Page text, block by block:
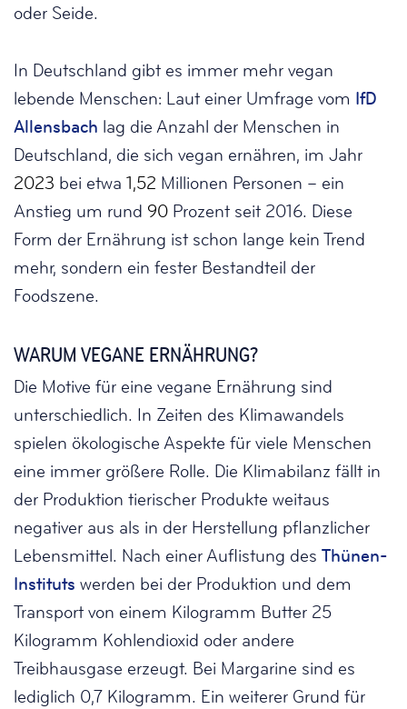
oder Seide.
In Deutschland gibt es immer mehr vegan
lebende Menschen: Laut einer Umfrage vom IfD
Allensbach lag die Anzahl der Menschen in
Deutschland, die sich vegan ernähren, im Jahr
2023 bei etwa 1,52 Millionen Personen – ein
Anstieg um rund 90 Prozent seit 2016. Diese
Form der Ernährung ist schon lange kein Trend
mehr, sondern ein fester Bestandteil der
Foodszene.
WARUM VEGANE ERNÄHRUNG?
Die Motive für eine vegane Ernährung sind
unterschiedlich. In Zeiten des Klimawandels
spielen ökologische Aspekte für viele Menschen
eine immer größere Rolle. Die Klimabilanz fällt in
der Produktion tierischer Produkte weitaus
negativer aus als in der Herstellung pflanzlicher
Lebensmittel. Nach einer Auflistung des Thünen-
Instituts werden bei der Produktion und dem
Transport von einem Kilogramm Butter 25
Kilogramm Kohlendioxid oder andere
Treibhausgase erzeugt. Bei Margarine sind es
lediglich 0,7 Kilogramm. Ein weiterer Grund für